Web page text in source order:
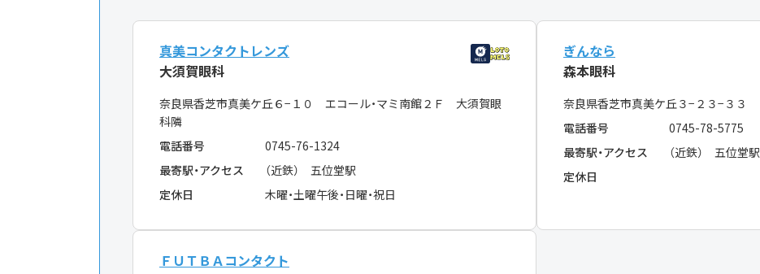
真美コンタクトレンズ
大須賀眼科
奈良県香芝市真美ケ丘６−１０ エコール・マミ南館２Ｆ 大須賀眼
科隣
電話番号
0745-76-1324
最寄駅・アクセス
（近鉄） 五位堂駅
定休日
木曜・土曜午後・日曜・祝日
ぎんなら
森本眼科
奈良県香芝市真美ケ丘３−２３−３３
電話番号
0745-78-5775
最寄駅・アクセス
（近鉄） 五位堂駅
定休日
ＦＵＴＢＡコンタクト